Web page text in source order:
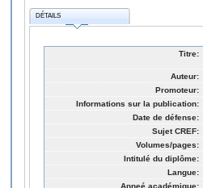
DÉTAILS
Titre:
Auteur:
Promoteur:
Informations sur la publication:
Date de défense:
Sujet CREF:
Volumes/pages:
Intitulé du diplôme:
Langue:
Anneé académique: